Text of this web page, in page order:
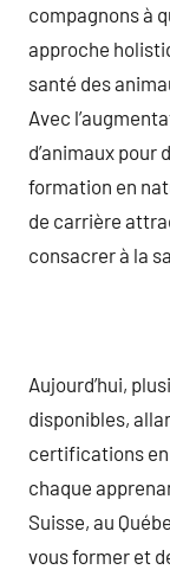
compagnons à
approche
santé des
Avec
d’animaux
formation en
de carrière
consacrer à la
Aujourd’hui,
disponibles,
certifications en
chaque
Suisse, au
vous former et